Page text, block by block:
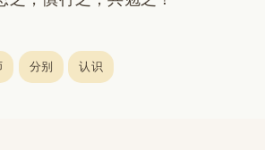
分别 认识